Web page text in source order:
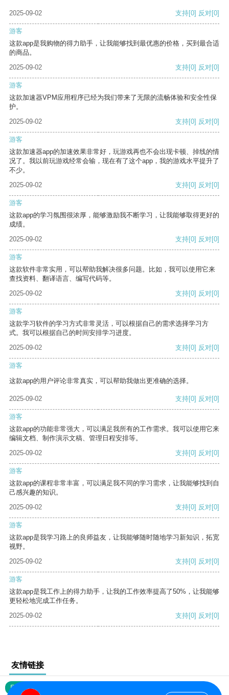
2025-09-02 支持[0] 反对[0]
游客
这款app是我购物的得力助手，让我能够找到最优惠的价格，买到最合适
的商品。
2025-09-02
支持[0] 反对[0]
游客
这款加速器VPM应用程序已经为我们带来了无限的流畅体验和安全性保
护。
2025-09-02
支持[0] 反对[0]
游客
这款加速器app的加速效果非常好，玩游戏再也不会出现卡顿、掉线的情
况了。我以前玩游戏经常会输，现在有了这个app，我的游戏水平提升了
不少。
2025-09-02
支持[0] 反对[0]
游客
这款app的学习氛围很浓厚，能够激励我不断学习，让我能够取得更好的
成绩。
2025-09-02
支持[0] 反对[0]
游客
这款软件非常实用，可以帮助我解决很多问题。比如，我可以使用它来
查找资料、翻译语言、编写代码等。
2025-09-02
支持[0] 反对[0]
游客
这款学习软件的学习方式非常灵活，可以根据自己的需求选择学习方
式。我可以根据自己的时间安排学习进度。
2025-09-02
支持[0] 反对[0]
游客
这款app的用户评论非常真实，可以帮助我做出更准确的选择。
2025-09-02 支持[0] 反对[0]
游客
这款app的功能非常强大，可以满足我所有的工作需求。我可以使用它来
编辑文档、制作演示文稿、管理日程安排等。
2025-09-02
支持[0] 反对[0]
游客
这款app的课程非常丰富，可以满足我不同的学习需求，让我能够找到自
己感兴趣的知识。
2025-09-02
支持[0] 反对[0]
游客
这款app是我学习路上的良师益友，让我能够随时随地学习新知识，拓宽
视野。
2025-09-02
支持[0] 反对[0]
游客
这款app是我工作上的得力助手，让我的工作效率提高了50%，让我能够
更轻松地完成工作任务。
2025-09-02
支持[0] 反对[0]
友情链接
网站地图